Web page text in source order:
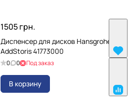
1505 грн.
Диспенсер для дисков Hansgrohe
AddStoris 41773000
0 0 Под заказ
В корзину